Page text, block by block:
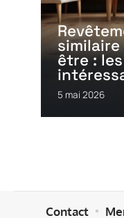
similaire
être :
5 mai 2026
Contact